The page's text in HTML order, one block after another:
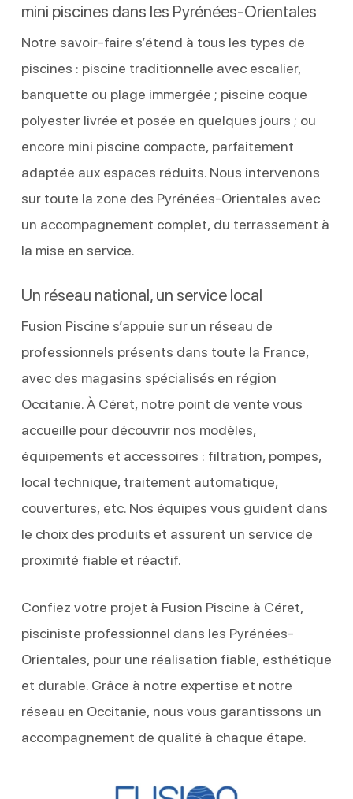
mini piscines dans les Pyrénées-Orientales
Notre savoir-faire s’étend à tous les types de
piscines : piscine traditionnelle avec escalier,
banquette ou plage immergée ; piscine coque
polyester livrée et posée en quelques jours ; ou
encore mini piscine compacte, parfaitement
adaptée aux espaces réduits. Nous intervenons
sur toute la zone des Pyrénées-Orientales avec
un accompagnement complet, du terrassement à
la mise en service.
Un réseau national, un service local
Fusion Piscine s’appuie sur un réseau de
professionnels présents dans toute la France,
avec des magasins spécialisés en région
Occitanie. À Céret, notre point de vente vous
accueille pour découvrir nos modèles,
équipements et accessoires : filtration, pompes,
local technique, traitement automatique,
couvertures, etc. Nos équipes vous guident dans
le choix des produits et assurent un service de
proximité fiable et réactif.
Confiez votre projet à Fusion Piscine à Céret,
pisciniste professionnel dans les Pyrénées-
Orientales, pour une réalisation fiable, esthétique
et durable. Grâce à notre expertise et notre
réseau en Occitanie, nous vous garantissons un
accompagnement de qualité à chaque étape.